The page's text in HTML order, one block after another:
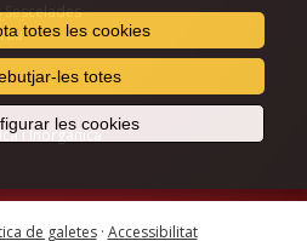
Sescelades
i Inorgànica
de galetes· Accessibilitat
totes les cookies
les totes
les cookies